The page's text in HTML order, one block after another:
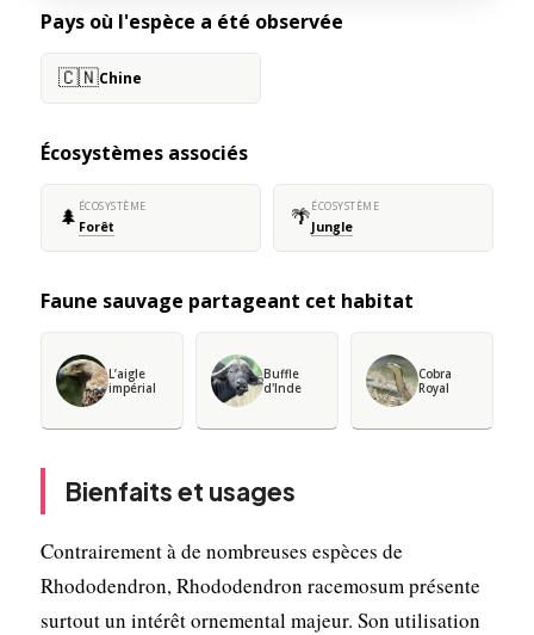
Pays où l'espèce a été observée
🇨🇳Chine
Écosystèmes associés
🌲 ÉCOSYSTÈME
Forêt 🌴ÉCOSYSTÈME
Jungle
Faune sauvage partageant cet habitat
L’aigle
impérial
Buffle
d'Inde
Cobra
Royal
Bienfaits et usages
Contrairement à de nombreuses espèces de
Rhododendron, Rhododendron racemosum présente
surtout un intérêt ornemental majeur. Son utilisation